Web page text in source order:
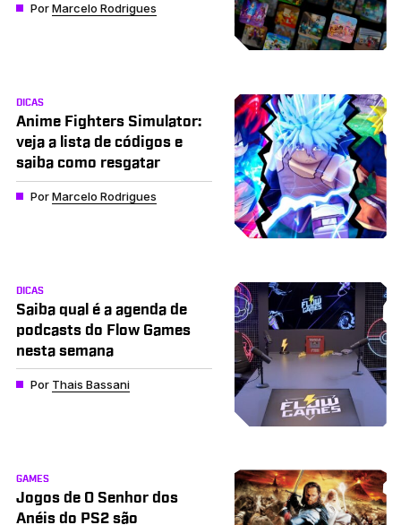
PorMarcelo Rodrigues
DICAS
Anime Fighters Simulator:
veja a lista de códigos e
saiba como resgatar
PorMarcelo Rodrigues
DICAS
Saiba qual é a agenda de
podcasts do Flow Games
nesta semana
Por Thais Bassani
GAMES
Jogos de O Senhor dos
Anéis do PS2 são